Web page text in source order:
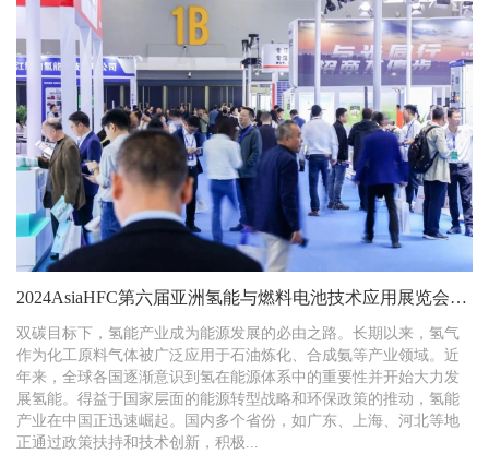
2024AsiaHFC第六届亚洲氢能与燃料电池技术应用展览会暨
双碳目标下，氢能产业成为能源发展的必由之路。长期以来，氢气
作为化工原料气体被广泛应用于石油炼化、合成氨等产业领域。近
年来，全球各国逐渐意识到氢在能源体系中的重要性并开始大力发
展氢能。得益于国家层面的能源转型战略和环保政策的推动，氢能
产业在中国正迅速崛起。国内多个省份，如广东、上海、河北等地
正通过政策扶持和技术创新，积极...